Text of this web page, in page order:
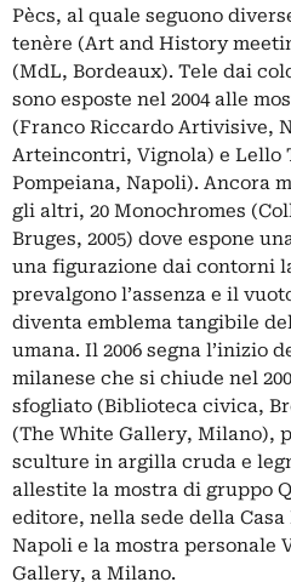
Pècs, al quale seguono
tenère (Art and History
(MdL, Bordeaux). Tele dai
sono esposte nel 2004 alle
(Franco Riccardo Artivisive,
Arteincontri, Vignola) e Lello
Pompeiana, Napoli). Ancora
gli altri, 20 Monochromes
Bruges, 2005) dove espone
una figurazione dai contorni
prevalgono l’assenza e il
diventa emblema tangibile
umana. Il 2006 segna l’inizio
milanese che si chiude nel
sfogliato (Biblioteca civica,
(The White Gallery, Milano),
sculture in argilla cruda e
allestite la mostra di gruppo
editore, nella sede della
Napoli e la mostra personale
Gallery, a Milano.